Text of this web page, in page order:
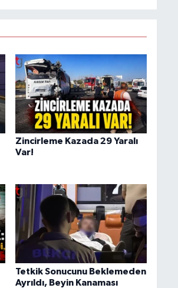
Zincirleme Kazada 29 Yaralı
Var!
Tetkik Sonucunu Beklemeden
Ayrıldı, Beyin Kanaması